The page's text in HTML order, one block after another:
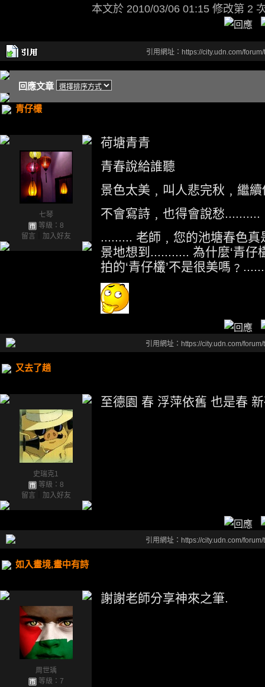
本文於 2010/03/06 01:15 修改第 2
引用網址：https://city.udn.com/
回應文章
青仔欉
七琴
等級：8
留言
加入好友
荷塘青青
青春說給誰聽
景色太美﹐叫人悲完秋﹐繼續
不會寫詩﹐也得會說愁..........
......... 老師﹐您的池塘春色
景地想到........... 為什麼‘青仔
拍的‘青仔欉’不是很美嗎
引用網址：https://city.udn.com/
又去了趟
史瑞克1
等級：8
留言
加入好友
至德園 春 浮萍依舊 也是春
引用網址：https://city.udn.com/
如入畫境,畫中有詩
周世瑀
等級：7
謝謝老師分享神來之筆.